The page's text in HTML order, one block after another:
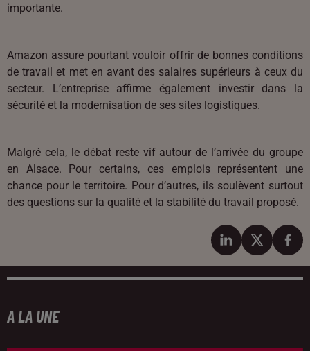
importante.
Amazon assure pourtant vouloir offrir de bonnes conditions
de travail et met en avant des salaires supérieurs à ceux du
secteur. L’entreprise affirme également investir dans la
sécurité et la modernisation de ses sites logistiques.
Malgré cela, le débat reste vif autour de l’arrivée du groupe
en Alsace. Pour certains, ces emplois représentent une
chance pour le territoire. Pour d’autres, ils soulèvent surtout
des questions sur la qualité et la stabilité du travail proposé.
A LA UNE